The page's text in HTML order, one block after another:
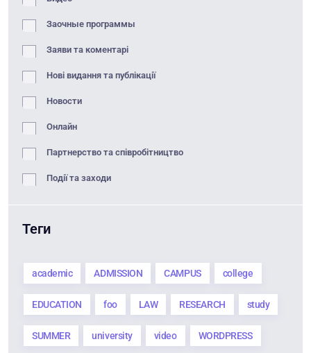
Заочные программы
Заяви та коментарі
Нові видання та публікації
Новости
Онлайн
Партнерство та співробітництво
Події та заходи
Теги
academic ADMISSION CAMPUS college
EDUCATION foo LAW RESEARCH study
SUMMER university video WORDPRESS